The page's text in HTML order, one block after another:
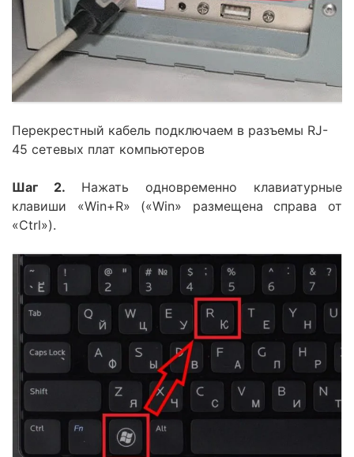
Перекрестный кабель подключаем в разъемы RJ-
45 сетевых плат компьютеров
Шаг 2. Нажать одновременно клавиатурные
клавиши «Win+R» («Win» размещена справа от
«Ctrl»).